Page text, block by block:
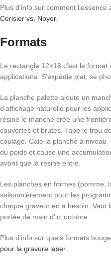
Plus d’info sur comment
Cerisier vs. Noyer.
Formats
Le rectangle 12×18 c’est le
applications. S’expédie plat, se
La planche palette ajoute un
d’affichage naturelle pour les
résine le manche crée une
couvertes et brutes. Tape le trou
coulage. Cale la planche à
du poids et cause une
avant que la résine entre.
Les planches en formes (pomme,
saisonnièrement pour les
chaque graveur en a besoin. Vaut
portée de main d’ici octobre.
Plus d’info sur quels formats
pour la gravure laser.